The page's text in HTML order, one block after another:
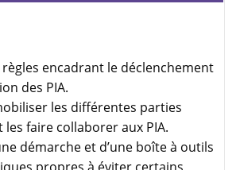
encadrant le déclenchement
des PIA.
les différentes parties
les faire collaborer aux PIA.
démarche et d’une boîte à outils